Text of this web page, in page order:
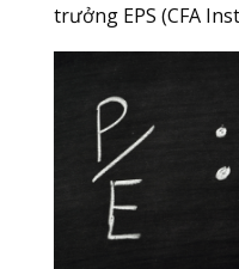
trưởng EPS (CFA